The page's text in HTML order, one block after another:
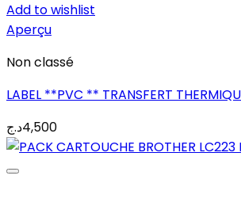
Add to wishlist
Aperçu
Non classé
LABEL **PVC ** TRANSFERT
4,500د.ج